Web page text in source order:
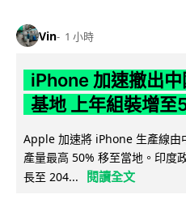
Vin 1 小時
iPhone 加速撤出
基地 上年組裝增
Apple 加速將 iPhone 生產線由
產量最高 50% 移至當地。印度
長至 204...
閱讀全文